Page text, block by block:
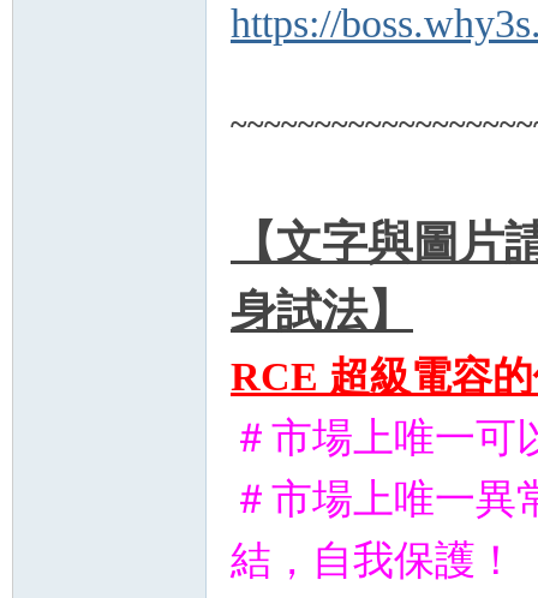
https://
【文字與圖片
身試法】
RCE 超級電容
＃市場上唯一可
＃市場上唯一異
結，自我保護！